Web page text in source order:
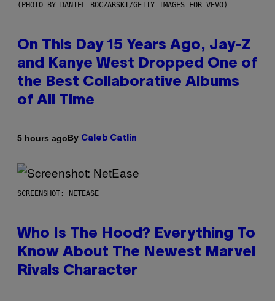
(PHOTO BY DANIEL BOCZARSKI/GETTY IMAGES FOR VEVO)
On This Day 15 Years Ago, Jay-Z
and Kanye West Dropped One of
the Best Collaborative Albums
of All Time
5 hours agoBy Caleb Catlin
SCREENSHOT: NETEASE
Who Is The Hood? Everything To
Know About The Newest Marvel
Rivals Character